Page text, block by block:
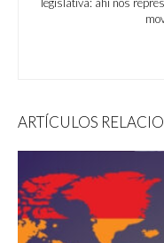
ARTÍCULOS